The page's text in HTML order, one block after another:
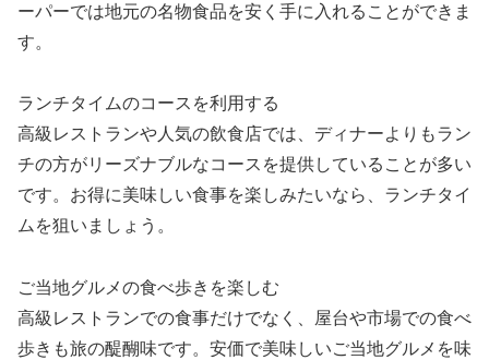
ーパーでは地元の名物食品を安く手に入れることができま
す。
ランチタイムのコースを利用する
高級レストランや人気の飲食店では、ディナーよりもラン
チの方がリーズナブルなコースを提供していることが多い
です。お得に美味しい食事を楽しみたいなら、ランチタイ
ムを狙いましょう。
ご当地グルメの食べ歩きを楽しむ
高級レストランでの食事だけでなく、屋台や市場での食べ
歩きも旅の醍醐味です。安価で美味しいご当地グルメを味